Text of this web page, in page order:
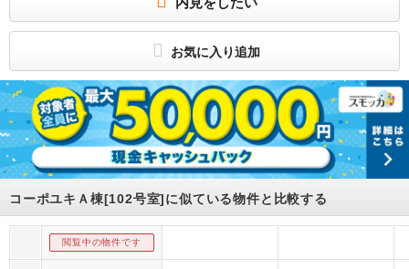
お気に入り追加
コーポユキＡ棟[102号室]に似ている物件と比較する
閲覧中の物件です